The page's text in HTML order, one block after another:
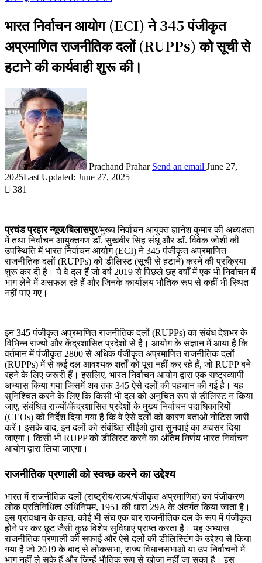
भारत निर्वाचन आयोग (ECI) ने 345 पंजीकृत
अप्रमाणित राजनीतिक दलों (RUPPs) को सूची से
हटाने की कार्यवाही शुरू की।
Prachand Prahar Send an email June 27,
2025Last Updated: June 27, 2025
381
प्रचंड प्रहार न्यूज/बिलासपुर/मुख्य निर्वाचन आयुक्त ज्ञानेश कुमार की अध्यक्षता
में तथा निर्वाचन आयुक्तगण डॉ. सुखबीर सिंह संधू और डॉ. विवेक जोशी की
उपस्थिति में भारत निर्वाचन आयोग (ECI) ने 345 पंजीकृत अप्रमाणित
राजनीतिक दलों (RUPPs) को डीलिस्ट (सूची से हटाने) करने की प्रक्रिया
शुरू कर दी है। ये वे दल हैं जो वर्ष 2019 से पिछले छह वर्षों में एक भी निर्वाचन में
भाग लेने में असफल रहे हैं और जिनके कार्यालय भौतिक रूप से कहीं भी स्थित
नहीं पाए गए।
इन 345 पंजीकृत अप्रमाणित राजनीतिक दलों (RUPPs) का संबंध देशभर के
विभिन्न राज्यों और केंद्रशासित प्रदेशों से है। आयोग के संज्ञान में आया है कि
वर्तमान में पंजीकृत 2800 से अधिक पंजीकृत अप्रमाणित राजनीतिक दलों
(RUPPs) में से कई दल आवश्यक शर्तों को पूरा नहीं कर रहे हैं, जो RUPP बने
रहने के लिए जरूरी हैं। इसलिए, भारत निर्वाचन आयोग द्वारा एक राष्ट्रव्यापी
अभ्यास किया गया जिसमें अब तक 345 ऐसे दलों की पहचान की गई है। यह
सुनिश्चित करने के लिए कि किसी भी दल को अनुचित रूप से डीलिस्ट न किया
जाए, संबंधित राज्यों/केंद्रशासित प्रदेशों के मुख्य निर्वाचन पदाधिकारियों
(CEOs) को निर्देश दिया गया है कि वे ऐसे दलों को कारण बताओ नोटिस जारी
करें। इसके बाद, इन दलों को संबंधित सीईओ द्वारा सुनवाई का अवसर दिया
जाएगा। किसी भी RUPP को डीलिस्ट करने का अंतिम निर्णय भारत निर्वाचन
आयोग द्वारा लिया जाएगा।
राजनीतिक प्रणाली को स्वच्छ करने का उद्देश्य
भारत में राजनीतिक दलों (राष्ट्रीय/राज्य/पंजीकृत अप्रमाणित) का पंजीकरण
लोक प्रतिनिधित्व अधिनियम, 1951 की धारा 29A के अंतर्गत किया जाता है।
इस प्रावधान के तहत, कोई भी संघ एक बार राजनीतिक दल के रूप में पंजीकृत
होने पर कर छूट जैसी कुछ विशेष सुविधाएं प्राप्त करता है। यह अभ्यास
राजनीतिक प्रणाली की सफाई और ऐसे दलों की डीलिस्टिंग के उद्देश्य से किया
गया है जो 2019 के बाद से लोकसभा, राज्य विधानसभाओं या उप निर्वाचनों में
भाग नहीं ले सके हैं और जिन्हें भौतिक रूप से खोजा नहीं जा सका है। इस